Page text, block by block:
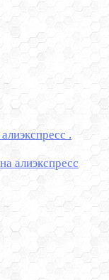
.
алиэкспресс